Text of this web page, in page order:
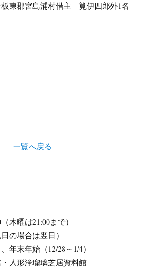
板東郡宮島浦村借主 筧伊四郎外1名
一覧へ戻る
木曜は21:00まで）
場合は翌日）
始（12/28～1/4）
人形浄瑠璃芝居資料館